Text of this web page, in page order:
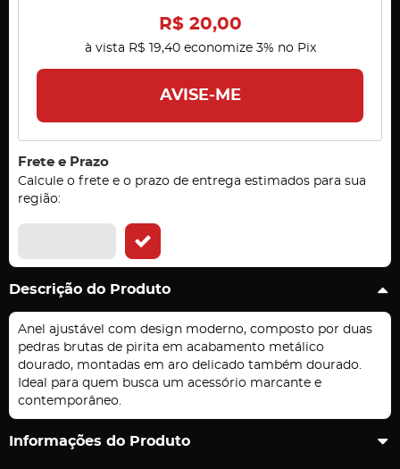
R$ 20,00
à vista R$ 19,40economize 3% no Pix
AVISE-ME
Frete e Prazo
Calcule o frete e o prazo de entrega estimados para sua
região:
Descrição do Produto
Anel ajustável com design moderno, composto por duas
pedras brutas de pirita em acabamento metálico
dourado, montadas em aro delicado também dourado.
Ideal para quem busca um acessório marcante e
contemporâneo.
Informações do Produto